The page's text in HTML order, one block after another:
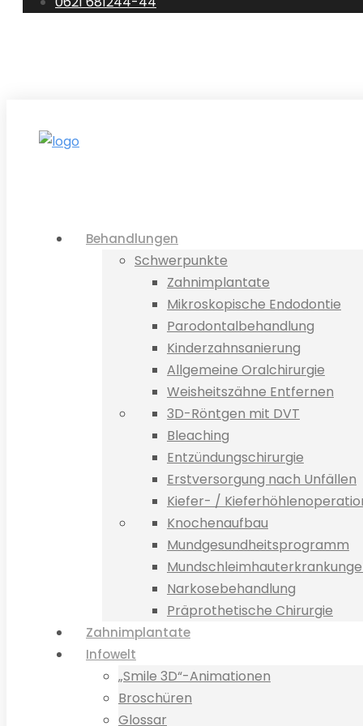
Behandlungen
Schwerpunkte
Zahnimplantate
Mikroskopische Endodontie
Parodontalbehandlung
Kinderzahnsanierung
Allgemeine Oralchirurgie
Weisheitszähne Entfernen
3D-Röntgen mit DVT
Bleaching
Entzündungschirurgie
Erstversorgung nach Unfällen
Kiefer- /
Knochenaufbau
Mundgesundheitsprogramm
Narkosebehandlung
Präprothetische Chirurgie
Zahnimplantate
Infowelt
„Smile 3D“-Animationen
Broschüren
Glossar